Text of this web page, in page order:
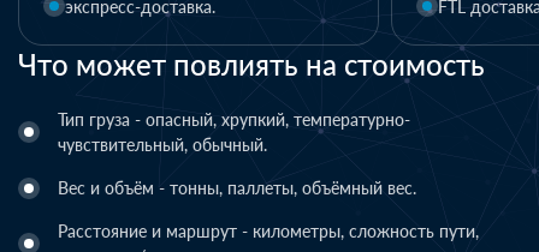
Что может повлиять на стоимость
Тип груза - опасный, хрупкий, температурно-
чувствительный, обычный.
Вес и объём - тонны, паллеты, объёмный вес.
Расстояние и маршрут - километры, сложность пути,
FTL доставка